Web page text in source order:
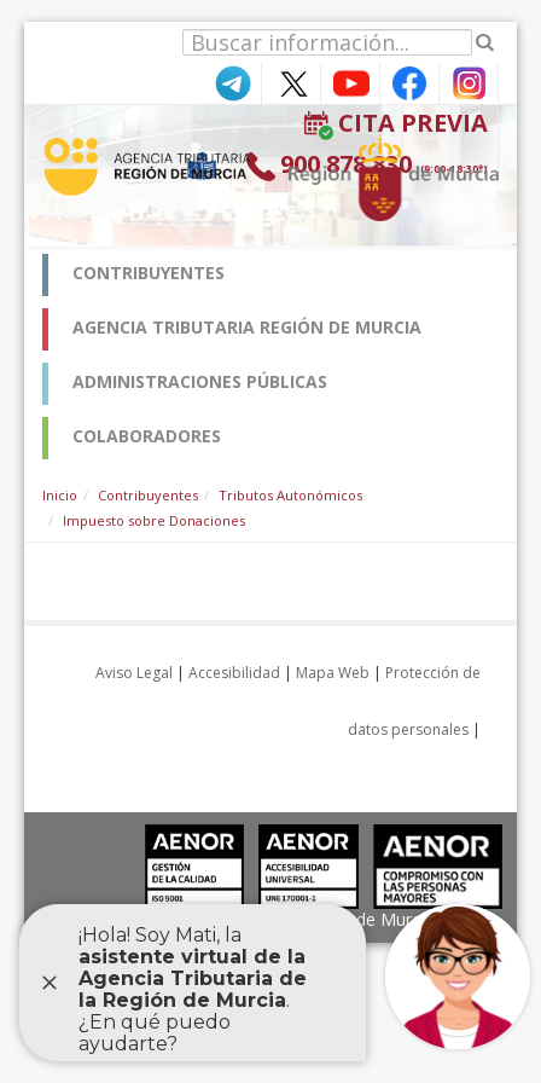
CITA PREVIA
900 878 830 (9:00-18:30*)
CONTRIBUYENTES
AGENCIA TRIBUTARIA REGIÓN DE MURCIA
ADMINISTRACIONES PÚBLICAS
COLABORADORES
Inicio Contribuyentes
Tributos Autonómicos
Impuesto sobre Donaciones
Aviso Legal | Accesibilidad | Mapa Web | Protección de
datos personales |
Agencia Tributaria de la Región de Murcia